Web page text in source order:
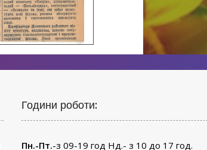
Години роботи:
Пн.-Пт.-з 09-19 год Нд.- з 10 до 17 год.